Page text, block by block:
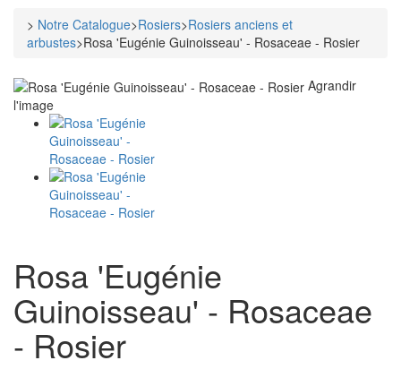
> Notre Catalogue>Rosiers>Rosiers anciens et
arbustes>Rosa 'Eugénie Guinoisseau' - Rosaceae - Rosier
Agrandir
l'image
Rosa 'Eugénie
Guinoisseau' - Rosaceae
- Rosier